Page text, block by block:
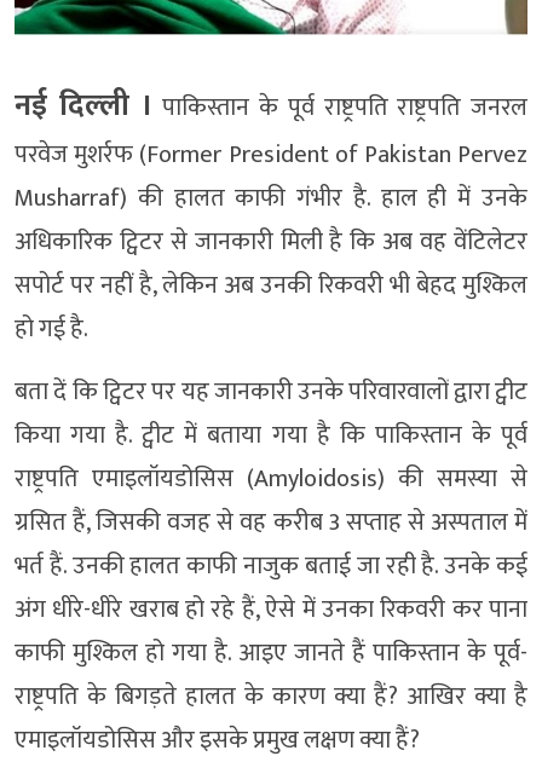
नई दिल्‍ली । पाकिस्तान के पूर्व राष्ट्रपति राष्ट्रपति जनरल
परवेज मुशर्रफ (Former President of Pakistan Pervez
Musharraf) की हालत काफी गंभीर है. हाल ही में उनके
अधिकारिक ट्विटर से जानकारी मिली है कि अब वह वेंटिलेटर
सपोर्ट पर नहीं है, लेकिन अब उनकी रिकवरी भी बेहद मुश्किल
हो गई है.
बता दें कि ट्विटर पर यह जानकारी उनके परिवारवालों द्वारा ट्वीट
किया गया है. ट्वीट में बताया गया है कि पाकिस्तान के पूर्व
राष्ट्रपति एमाइलॉयडोसिस (Amyloidosis) की समस्या से
ग्रसित हैं, जिसकी वजह से वह करीब 3 सप्ताह से अस्पताल में
भर्त हैं. उनकी हालत काफी नाजुक बताई जा रही है. उनके कई
अंग धीरे-धीरे खराब हो रहे हैं, ऐसे में उनका रिकवरी कर पाना
काफी मुश्किल हो गया है. आइए जानते हैं पाकिस्तान के पूर्व-
राष्ट्रपति के बिगड़ते हालत के कारण क्या हैं? आखिर क्या है
एमाइलॉयडोसिस और इसके प्रमुख लक्षण क्या हैं?